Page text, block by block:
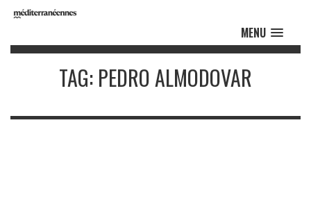
MENU
TAG: PEDRO ALMODOVAR